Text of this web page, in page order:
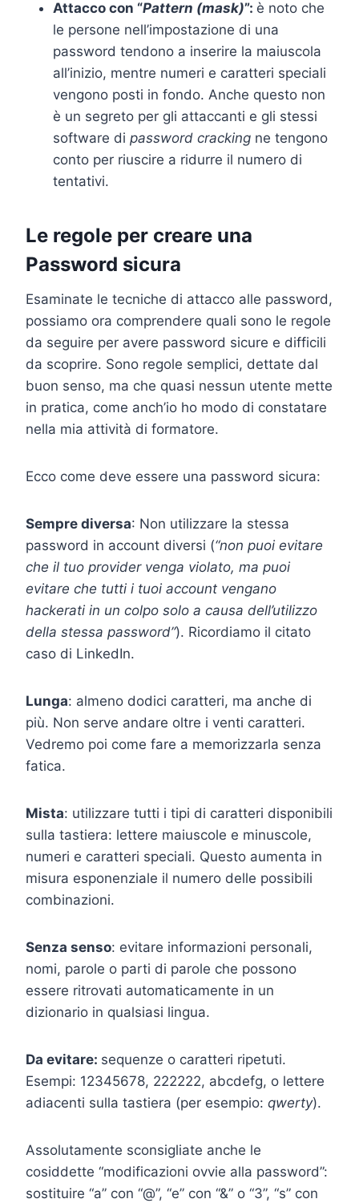
Attacco con “Pattern (mask)”: è noto che
le persone nell’impostazione di una
password tendono a inserire la maiuscola
all’inizio, mentre numeri e caratteri speciali
vengono posti in fondo. Anche questo non
è un segreto per gli attaccanti e gli stessi
software di password cracking ne tengono
conto per riuscire a ridurre il numero di
tentativi.
Le regole per creare una
Password sicura
Esaminate le tecniche di attacco alle password,
possiamo ora comprendere quali sono le regole
da seguire per avere password sicure e difficili
da scoprire. Sono regole semplici, dettate dal
buon senso, ma che quasi nessun utente mette
in pratica, come anch’io ho modo di constatare
nella mia attività di formatore.
Ecco come deve essere una password sicura:
Sempre diversa: Non utilizzare la stessa
password in account diversi (“non puoi evitare
che il tuo provider venga violato, ma puoi
evitare che tutti i tuoi account vengano
hackerati in un colpo solo a causa dell’utilizzo
della stessa password”). Ricordiamo il citato
caso di LinkedIn.
Lunga: almeno dodici caratteri, ma anche di
più. Non serve andare oltre i venti caratteri.
Vedremo poi come fare a memorizzarla senza
fatica.
Mista: utilizzare tutti i tipi di caratteri disponibili
sulla tastiera: lettere maiuscole e minuscole,
numeri e caratteri speciali. Questo aumenta in
misura esponenziale il numero delle possibili
combinazioni.
Senza senso: evitare informazioni personali,
nomi, parole o parti di parole che possono
essere ritrovati automaticamente in un
dizionario in qualsiasi lingua.
Da evitare: sequenze o caratteri ripetuti.
Esempi: 12345678, 222222, abcdefg, o lettere
adiacenti sulla tastiera (per esempio: qwerty).
Assolutamente sconsigliate anche le
cosiddette “modificazioni ovvie alla password”:
sostituire “a” con “@”, “e” con “&” o “3”, “s” con